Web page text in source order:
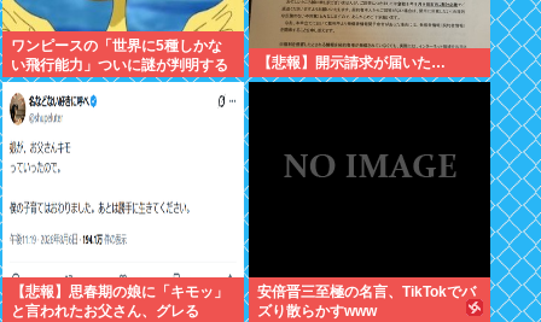
ワンピースの「世界に5種しかな
い飛行能力」ついに謎が判明する
www
【悲報】開示請求が届いた…
【悲報】思春期の娘に「キモッ」
と言われたお父さん、グレる
安倍晋三至極の名言、TikTokでバ
ズり散らかすwww